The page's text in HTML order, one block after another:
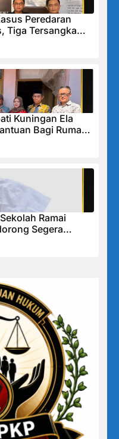
Peredaran
Tiga Tersangka
Kuningan Ela
Bagi Rumah
Karangkancana
Ramai
Segera
Sistem